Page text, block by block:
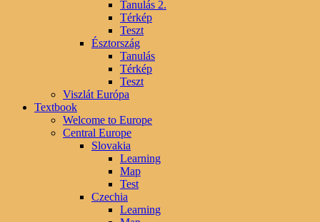
Tanulás 2.
Térkép
Teszt
Észtország
Tanulás
Térkép
Teszt
Viszlát Európa
Textbook
Welcome to Europe
Central Europe
Slovakia
Learning
Map
Test
Czechia
Learning